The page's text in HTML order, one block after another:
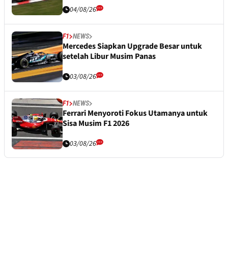
04/08/26
F1 NEWS
Mercedes Siapkan Upgrade Besar untuk
setelah Libur Musim Panas
03/08/26
F1 NEWS
Ferrari Menyoroti Fokus Utamanya untuk
Sisa Musim F1 2026
03/08/26